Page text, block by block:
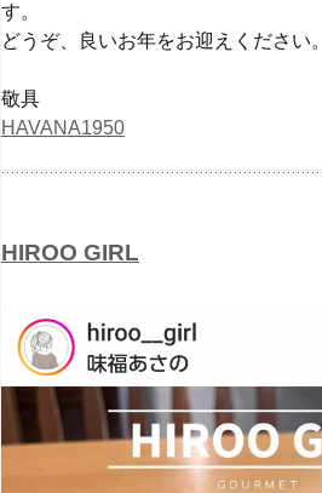
す。
どうぞ、良いお年をお迎えください。
敬具
HAVANA1950
HIROO GIRL